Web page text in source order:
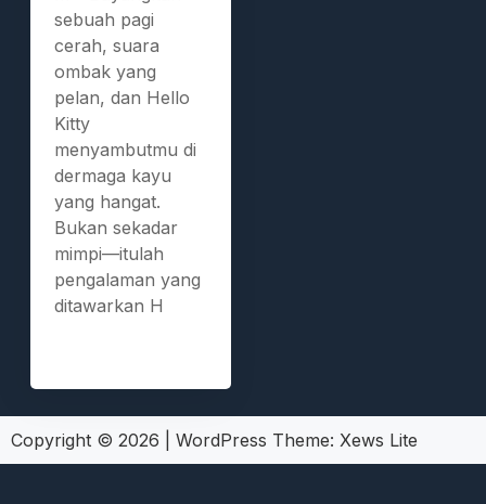
sebuah pagi
cerah, suara
ombak yang
pelan, dan Hello
Kitty
menyambutmu di
dermaga kayu
yang hangat.
Bukan sekadar
mimpi—itulah
pengalaman yang
ditawarkan H
Copyright © 2026 WordPress Theme: Xews Lite